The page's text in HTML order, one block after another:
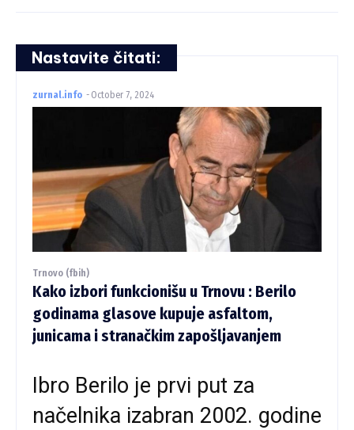
Nastavite čitati:
zurnal.info - October 7, 2024
Trnovo (fbih)
Kako izbori funkcionišu u Trnovu : Berilo
godinama glasove kupuje asfaltom,
junicama i stranačkim zapošljavanjem
Ibro Berilo je prvi put za
načelnika izabran 2002. godine